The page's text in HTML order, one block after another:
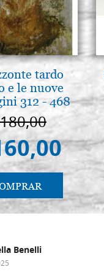
tardo
e le nuove
312 - 468
Benelli